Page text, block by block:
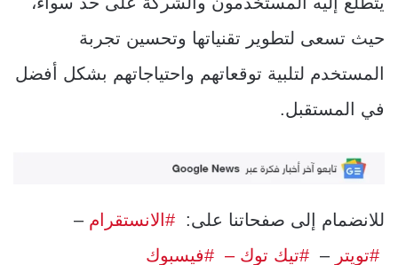
حيث تسعى لتطوير تقنياتها وتحسين تجربة
المستخدم لتلبية توقعاتهم واحتياجاتهم بشكل أفضل
في المستقبل.
للانضمام إلى صفحاتنا على: #الانستقرام –
#تويتر – #تيك توك – #فيسبوك